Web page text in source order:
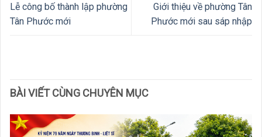
Lễ công bố thành lập phường
Tân Phước mới
Giới thiệu về phường Tân
Phước mới sau sáp nhập
BÀI VIẾT CÙNG CHUYÊN MỤC